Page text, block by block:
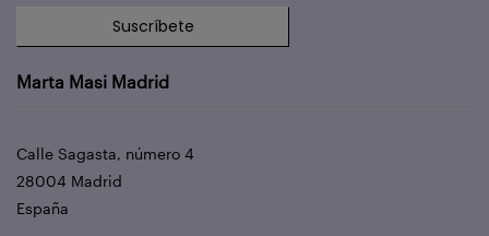
Suscríbete
Marta Masi Madrid
Calle Sagasta, número 4
28004 Madrid
España